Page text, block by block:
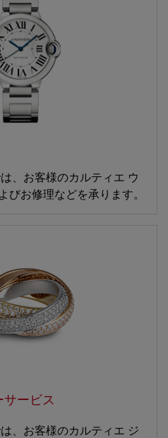
、お客様のカルティエ ウ
びお修理などを承ります。
ービス
、お客様のカルティエ ジ